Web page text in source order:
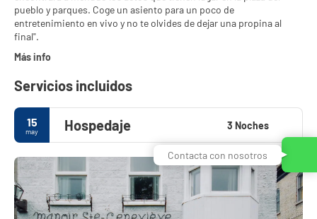
pueblo y parques. Coge un asiento para un poco de
entretenimiento en vivo y no te olvides de dejar una propina al
Más info
Servicios incluidos
15
may Hospedaje 3 Noches
Contacta con nosotros